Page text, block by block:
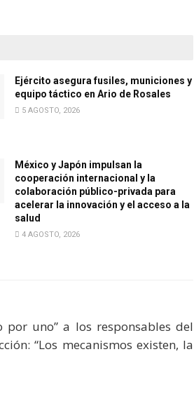
Ejército asegura fusiles, municiones y
equipo táctico en Ario de Rosales
5 AGOSTO, 2026
México y Japón impulsan la
cooperación internacional y la
colaboración público-privada para
acelerar la innovación y el acceso a la
salud
4 AGOSTO, 2026
por uno” a los responsables del
“Los mecanismos existen, la